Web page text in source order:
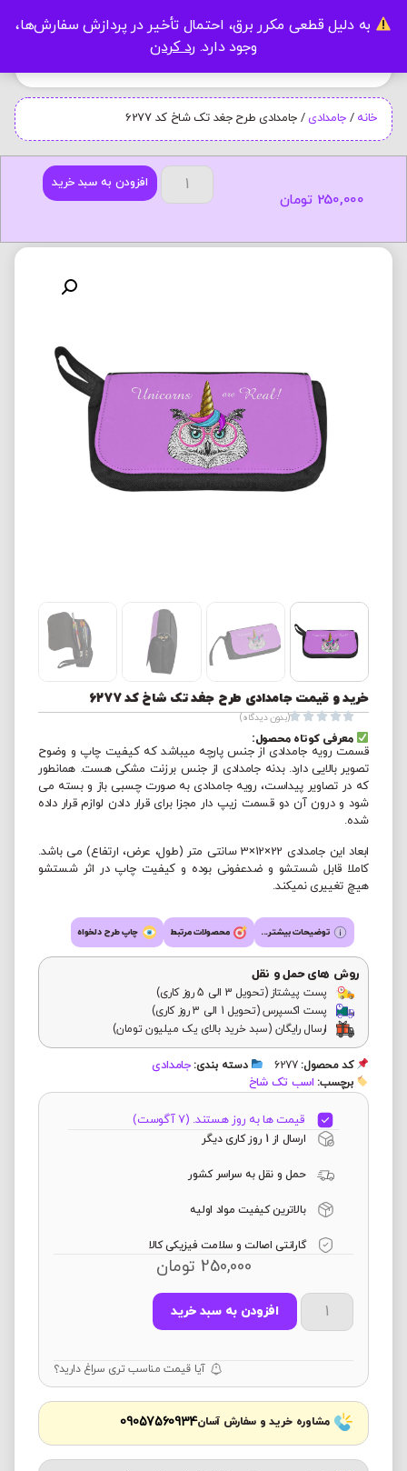
به دلیل قطعی مکرر برق، احتمال تأخیر در پردازش سفارش‌ها،
وجود دارد. رد کردن
خانه / جامدادی / جامدادی طرح جغد تک شاخ کد 6277
افزودن به سبد خرید
250,000 تومان
خرید و قیمت جامدادی طرح جغد تک شاخ کد 6277




(بدون دیدگاه)
معرفی کوتاه محصول:
قسمت رویه جامدادی از جنس پارچه میباشد که کیفیت چاپ و وضوح
تصویر بالایی دارد. بدنه جامدادی از جنس برزنت مشکی هست. همانطور
که در تصاویر پیداست، رویه جامدادی به صورت چسبی باز و بسته می
شود و درون آن دو قسمت زیپ دار مجزا برای قرار دادن لوازم قرار داده
شده.
ابعاد این جامدادی 22×12×3 سانتی متر (طول، عرض، ارتفاع) می باشد.
کاملا قابل شستشو و ضدعفونی بوده و کیفیت چاپ در اثر شستشو
هیچ تغییری نمیکند.
توضیحات بیشتر... محصولات مرتبط چاپ طرح دلخواه
روش های حمل و نقل
پست پیشتاز (تحویل 3 الی 5 روز کاری)
پست اکسپرس (تحویل 1 الی 3 روز کاری)
ارسال رایگان (سبد خرید بالای یک میلیون تومان)
کد محصول:6277 دسته بندی: جامدادی
برچسب: اسب تک شاخ
قیمت ها به روز هستند. (7 آگوست)
ارسال از 1 روز کاری دیگر
حمل و نقل به سراسر کشور
بالاترین کیفیت مواد اولیه
گارانتی اصالت و سلامت فیزیکی کالا
250,000 تومان
افزودن به سبد خرید
آیا قیمت مناسب تری سراغ دارید؟
مشاوره خرید و سفارش آسان09057560934